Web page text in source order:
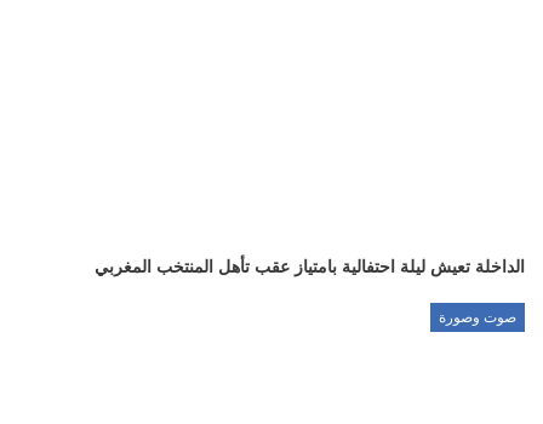
الداخلة تعيش ليلة احتفالية بامتياز عقب تأهل المنتخب المغربي
صوت وصورة